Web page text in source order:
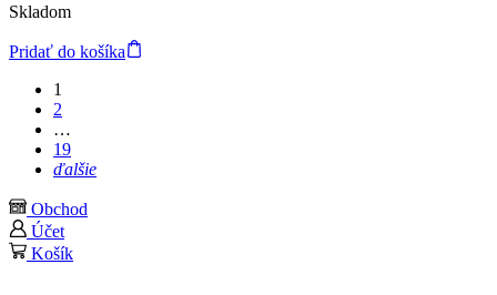
Skladom
Pridať do košíka
1
2
…
19
ďalšie
Obchod
Účet
Košík